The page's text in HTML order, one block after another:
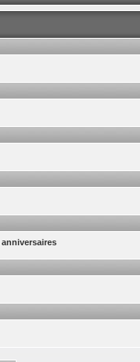
anniversaires